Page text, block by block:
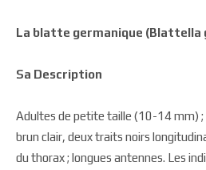
La blatte germanique (Blattella
Sa Description
Adultes de petite taille (10-14 mm) ;
brun clair, deux traits noirs
du thorax ; longues antennes. Les